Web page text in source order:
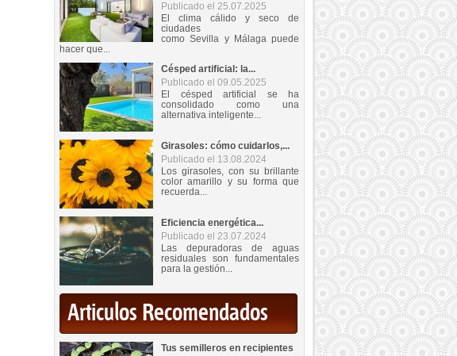
Publicado el 25.07.2025
El clima cálido y seco de
ciudades
como Sevilla y Málaga puede
hacer que...
Césped artificial: la...
Publicado el 09.05.2025
El césped artificial se ha
consolidado como una
alternativa inteligente...
Girasoles: cómo cuidarlos,...
Publicado el 13.08.2024
Los girasoles, con su brillante
color amarillo y su forma que
recuerda...
Eficiencia energética...
Publicado el 23.07.2024
Las depuradoras de aguas
residuales son fundamentales
para la gestión...
Articulos Recomendados
Tus semilleros en recipientes